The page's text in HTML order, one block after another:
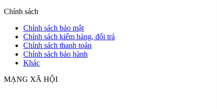
Chính sách
Chính sách bảo mật
Chính sách kiểm hàng, đổi trả
Chính sách thanh toán
Chính sách bảo hành
Khác
MẠNG XÃ HỘI